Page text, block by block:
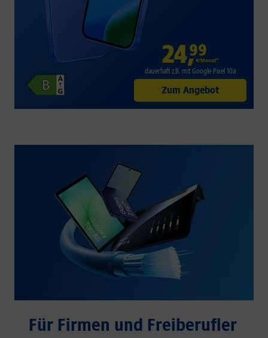
24,99
€/Monat*
dauerhaft z.B. mit Google Pixel 10a
Zum Angebot
Für Firmen und Freiberufler